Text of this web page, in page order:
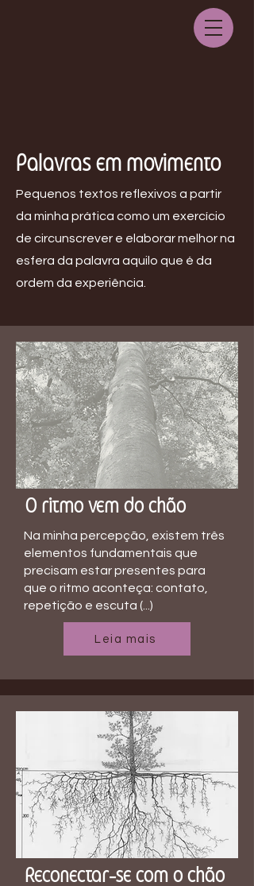
Palavras em movimento
Pequenos textos reflexivos a partir
da minha prática como um exercício
de circunscrever e elaborar melhor na
esfera da palavra aquilo que é da
ordem da experiência.
O ritmo vem do chão
Na minha percepção, existem três
elementos fundamentais que
precisam estar presentes para
que o ritmo aconteça: contato,
repetição e escuta (...)
Leia mais
Reconectar-se com o chão